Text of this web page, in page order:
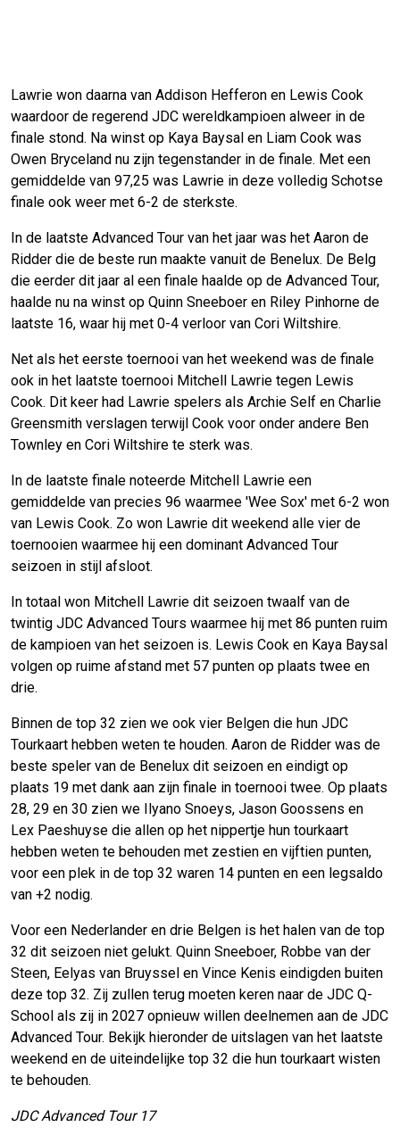
Lawrie won daarna van Addison Hefferon en Lewis Cook
waardoor de regerend JDC wereldkampioen alweer in de
finale stond. Na winst op Kaya Baysal en Liam Cook was
Owen Bryceland nu zijn tegenstander in de finale. Met een
gemiddelde van 97,25 was Lawrie in deze volledig Schotse
finale ook weer met 6-2 de sterkste.
In de laatste Advanced Tour van het jaar was het Aaron de
Ridder die de beste run maakte vanuit de Benelux. De Belg
die eerder dit jaar al een finale haalde op de Advanced Tour,
haalde nu na winst op Quinn Sneeboer en Riley Pinhorne de
laatste 16, waar hij met 0-4 verloor van Cori Wiltshire.
Net als het eerste toernooi van het weekend was de finale
ook in het laatste toernooi Mitchell Lawrie tegen Lewis
Cook. Dit keer had Lawrie spelers als Archie Self en Charlie
Greensmith verslagen terwijl Cook voor onder andere Ben
Townley en Cori Wiltshire te sterk was.
In de laatste finale noteerde Mitchell Lawrie een
gemiddelde van precies 96 waarmee 'Wee Sox' met 6-2 won
van Lewis Cook. Zo won Lawrie dit weekend alle vier de
toernooien waarmee hij een dominant Advanced Tour
seizoen in stijl afsloot.
In totaal won Mitchell Lawrie dit seizoen twaalf van de
twintig JDC Advanced Tours waarmee hij met 86 punten ruim
de kampioen van het seizoen is. Lewis Cook en Kaya Baysal
volgen op ruime afstand met 57 punten op plaats twee en
drie.
Binnen de top 32 zien we ook vier Belgen die hun JDC
Tourkaart hebben weten te houden. Aaron de Ridder was de
beste speler van de Benelux dit seizoen en eindigt op
plaats 19 met dank aan zijn finale in toernooi twee. Op plaats
28, 29 en 30 zien we Ilyano Snoeys, Jason Goossens en
Lex Paeshuyse die allen op het nippertje hun tourkaart
hebben weten te behouden met zestien en vijftien punten,
voor een plek in de top 32 waren 14 punten en een legsaldo
van +2 nodig.
Voor een Nederlander en drie Belgen is het halen van de top
32 dit seizoen niet gelukt. Quinn Sneeboer, Robbe van der
Steen, Eelyas van Bruyssel en Vince Kenis eindigden buiten
deze top 32. Zij zullen terug moeten keren naar de JDC Q-
School als zij in 2027 opnieuw willen deelnemen aan de JDC
Advanced Tour. Bekijk hieronder de uitslagen van het laatste
weekend en de uiteindelijke top 32 die hun tourkaart wisten
te behouden.
JDC Advanced Tour 17